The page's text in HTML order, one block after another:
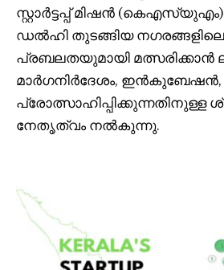
സ്റ്റാർട്ടപ്പ് മിഷൻ
ഡൽഹി തുടങ്ങിയ നഗരങ്ങളിലെ
പ്രബലതയുമായി മത്സരിക്കാൻ
മാർഗനിർദേശം, ഇൻകുബേഷൻ,
പ്രോത്സാഹിപ്പിക്കുന്നതിനുള്ള
നേതൃത്വം നൽകുന്നു.